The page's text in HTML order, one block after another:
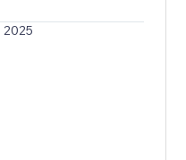
2025